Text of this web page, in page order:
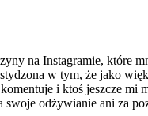
na Instagramie, które
w tym, że jako
i ktoś jeszcze mi
swoje odżywianie ani za